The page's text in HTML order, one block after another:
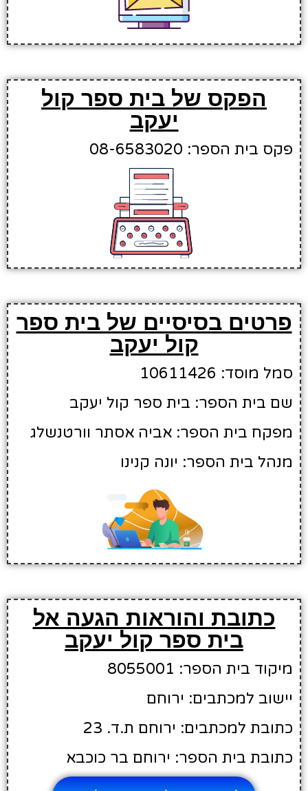
הפקס של בית ספר קול
יעקב
פקס בית הספר: 08-6583020
פרטים בסיסיים של בית ספר
קול יעקב
סמל מוסד: 10611426
שם בית הספר: בית ספר קול יעקב
מפקח בית הספר: אביה אסתר וורטנשלג
מנהל בית הספר: יונה קנינו
כתובת והוראות הגעה אל
בית ספר קול יעקב
מיקוד בית הספר: 8055001
יישוב למכתבים: ירוחם
כתובת למכתבים: ירוחם ת.ד. 23
כתובת בית הספר: ירוחם בר כוכבא